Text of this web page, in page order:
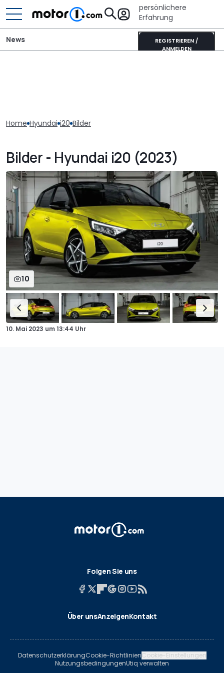
persönlichere
Erfahrung
REGISTRIEREN /
ANMELDEN
News
Home Hyundai i20 Bilder
Bilder - Hyundai i20 (2023)
10
10. Mai 2023 um13:44 Uhr
Folgen Sie uns
Über unsAnzeigenKontakt
DatenschutzerklärungCookie-RichtlinienCookie-Einstellungen
NutzungsbedingungenUtiq verwalten